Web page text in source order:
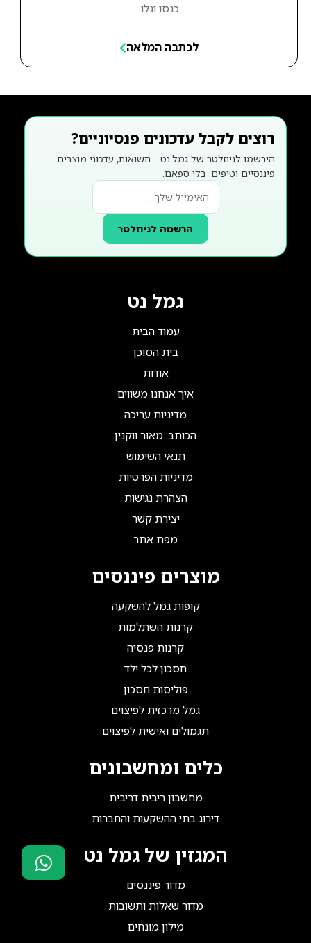
כנסו וגלו.
לכתבה המלאה
רוצים לקבל עדכונים פנסיוניים?
הירשמו לניוזלטר של גמל.נט - תשואות, עדכוני מוצרים
פיננסיים וטיפים. בלי ספאם.
הרשמה לניוזלטר
גמל נט
עמוד הבית
בית הסוכן
אודות
איך אנחנו משווים
מדיניות עריכה
הכותב: מאור ווקנין
תנאי השימוש
מדיניות הפרטיות
הצהרת נגישות
יצירת קשר
מפת אתר
מוצרים פיננסים
קופות גמל להשקעה
קרנות השתלמות
קרנות פנסיה
חסכון לכל ילד
פוליסות חסכון
גמל מרכזית לפיצוים
תגמולים ואישית לפיצוים
כלים ומחשבונים
מחשבון ריבית דריבית
דירוג בתי ההשקעות והחברות
המגזין של גמל נט
מדור פיננסים
מדור שאלות ותשובות
מילון מונחים